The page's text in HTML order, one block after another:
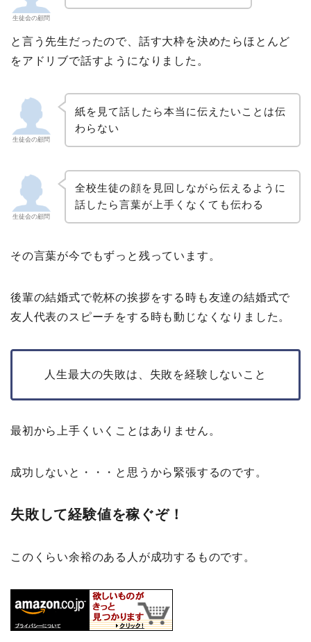
生徒会の顧問
と言う先生だったので、話す大枠を決めたらほとんど
をアドリブで話すようになりました。
生徒会の顧問
紙を見て話したら本当に伝えたいことは伝
わらない
生徒会の顧問
全校生徒の顔を見回しながら伝えるように
話したら言葉が上手くなくても伝わる
その言葉が今でもずっと残っています。
後輩の結婚式で乾杯の挨拶をする時も友達の結婚式で
友人代表のスピーチをする時も動じなくなりました。
人生最大の失敗は、失敗を経験しないこと
最初から上手くいくことはありません。
成功しないと・・・と思うから緊張するのです。
失敗して経験値を稼ぐぞ！
このくらい余裕のある人が成功するものです。